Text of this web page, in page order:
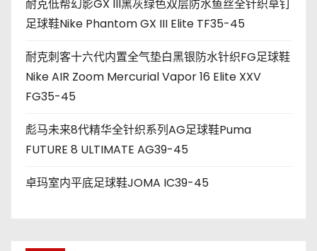
耐克低帮幻影GX III黑灰绿色双层防水鱼丝全针织草钉
足球鞋Nike Phantom GX III Elite TF35-45
耐克刺客十六代内置全气垫白黑银防水针织FG足球鞋
Nike AIR Zoom Mercurial Vapor 16 Elite XXV
FG35-45
彪马未来8代精华全针织系列AG足球鞋Puma
FUTURE 8 ULTIMATE AG39-45
卓玛室内平底足球鞋JOMA IC39-45